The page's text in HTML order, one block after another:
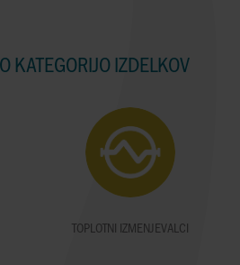
KATEGORIJO IZDELKOV
TOPLOTNI IZMENJEVALCI